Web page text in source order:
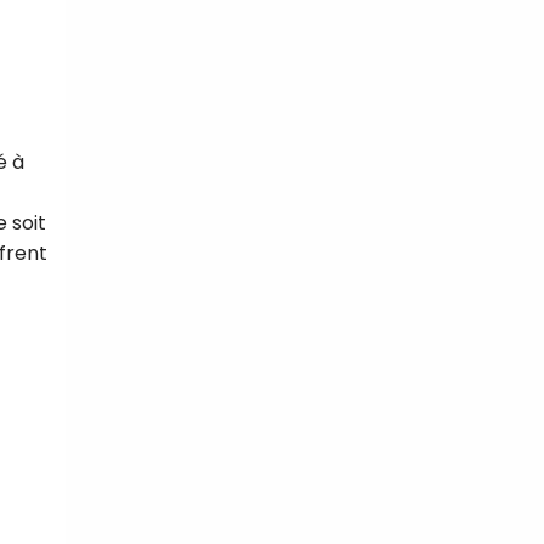
à
soit